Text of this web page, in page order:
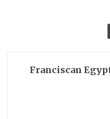
Franciscan